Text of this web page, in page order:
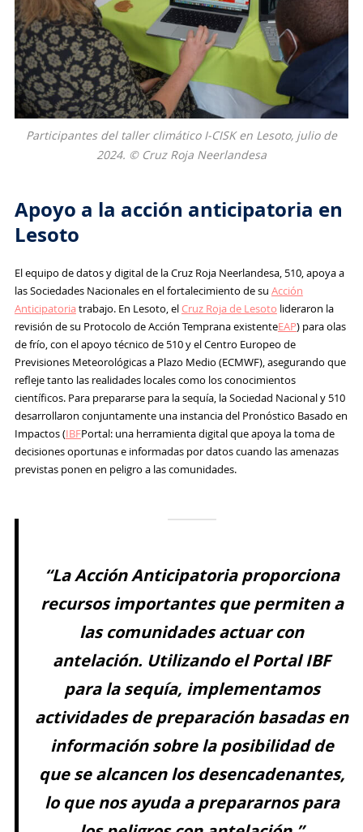
Participantes del taller climático I-CISK en Lesoto, julio de
2024. © Cruz Roja Neerlandesa
Apoyo a la acción anticipatoria en
Lesoto
El equipo de datos y digital de la Cruz Roja Neerlandesa, 510, apoya a
las Sociedades Nacionales en el fortalecimiento de su Acción
Anticipatoriatrabajo. En Lesoto, elCruz Roja de Lesoto lideraron la
revisión de su Protocolo de Acción Temprana existenteEAP) para olas
de frío, con el apoyo técnico de 510 y el Centro Europeo de
Previsiones Meteorológicas a Plazo Medio (ECMWF), asegurando que
refleje tanto las realidades locales como los conocimientos
científicos. Para prepararse para la sequía, la Sociedad Nacional y 510
desarrollaron conjuntamente una instancia del Pronóstico Basado en
Impactos (IBFPortal: una herramienta digital que apoya la toma de
decisiones oportunas e informadas por datos cuando las amenazas
previstas ponen en peligro a las comunidades.
“La Acción Anticipatoria proporciona
recursos importantes que permiten a
las comunidades actuar con
antelación. Utilizando el Portal IBF
para la sequía, implementamos
actividades de preparación basadas en
información sobre la posibilidad de
que se alcancen los desencadenantes,
lo que nos ayuda a prepararnos para